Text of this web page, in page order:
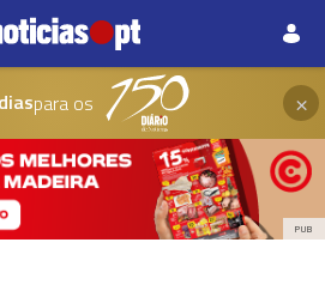
para os ×
PUB